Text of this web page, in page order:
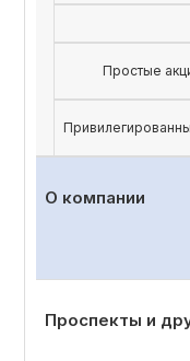
Простые
О компании
Проспекты и